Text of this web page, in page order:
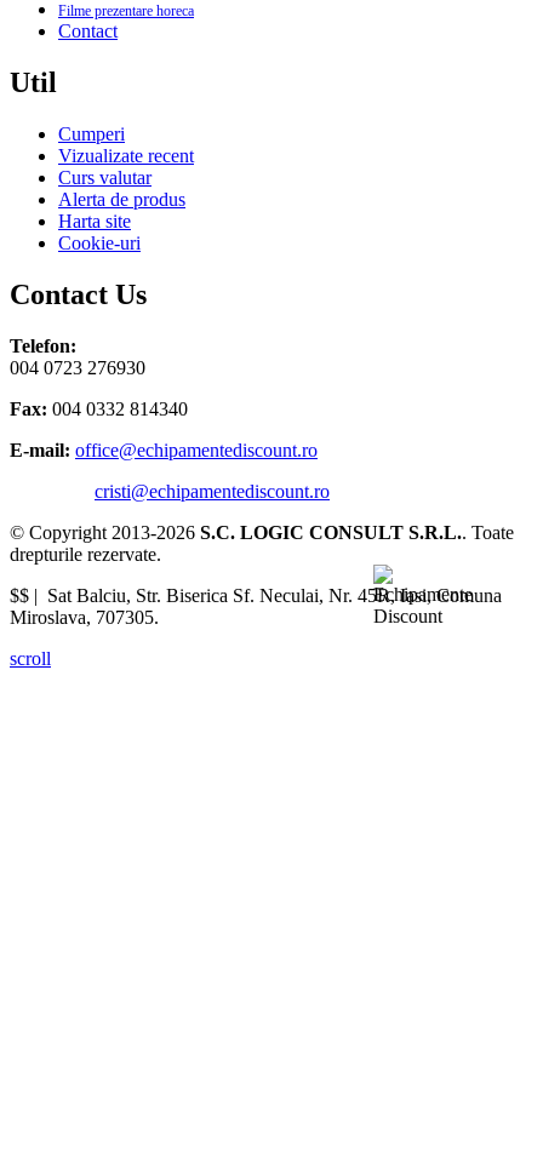
Filme prezentare horeca
Contact
Util
Cumperi
Vizualizate recent
Curs valutar
Alerta de produs
Harta site
Cookie-uri
Contact Us
Telefon:
004 0723 276930
Fax: 004 0332 814340
E-mail: office@echipamentediscount.ro
cristi@echipamentediscount.ro
© Copyright 2013-2026 S.C. LOGIC CONSULT S.R.L.. Toate
drepturile rezervate.
$$ | Sat Balciu, Str. Biserica Sf. Neculai, Nr. 45R,Iasi,Comuna
Miroslava, 707305.
scroll